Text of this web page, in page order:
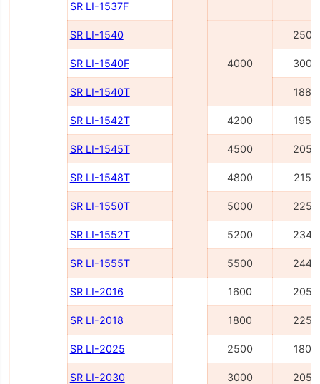
SR LI-1537F
SR LI-1540
4000
2500
SR LI-1540F 3000
SR LI-1540Т 1885
SR LI-1542Т 4200 1955
SR LI-1545Т 4500 2055
SR LI-1548Т 4800 2155
SR LI-1550Т 5000 2255
SR LI-1552Т 5200 2345
SR LI-1555Т 5500 2445
SR LI-2016 1600 2055
SR LI-2018 1800 2255
SR LI-2025 2500 1805
SR LI-2030 3000 2055